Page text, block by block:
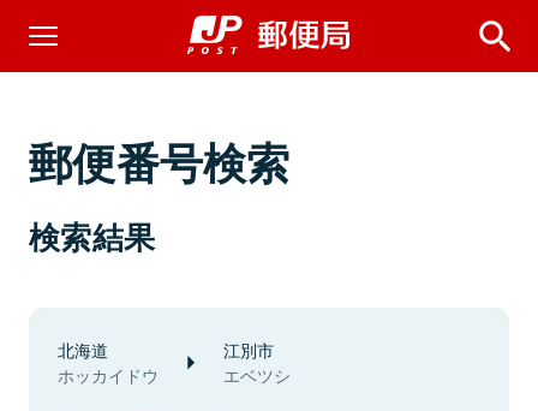
郵便番号検索
検索結果
北海道
ホッカイドウ
江別市
エベツシ